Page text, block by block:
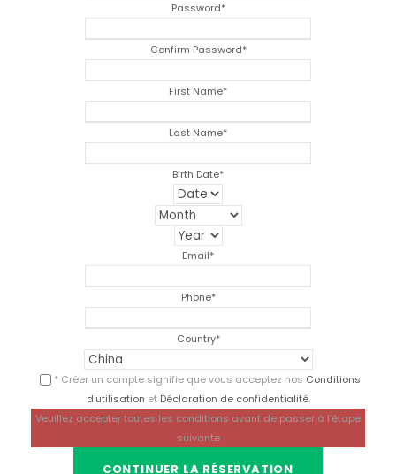
Password*
Confirm Password*
First Name*
Last Name*
Birth Date*
Email*
Phone*
Country*
* Créer un compte signifie que vous acceptez nos Conditions
d'utilisation et Déclaration de confidentialité.
Veuillez accepter toutes les conditions avant de passer à l'étape
suivante